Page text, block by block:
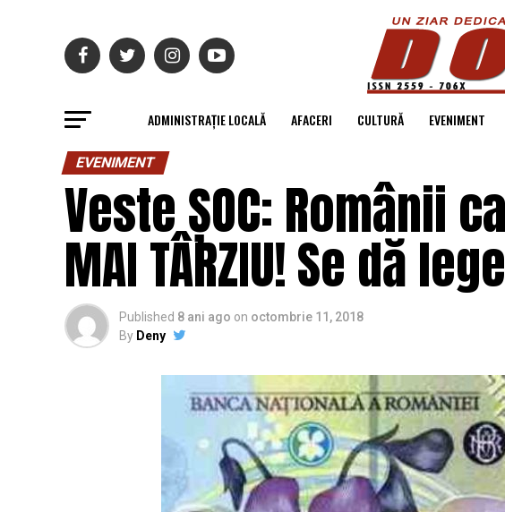
ADMINISTRAȚIE LOCALĂ AFACERI CULTURĂ EVENIMENT
EVENIMENT
Veste ȘOC: Românii
MAI TÂRZIU! Se dă
Published 8 ani ago on octombrie 11, 2018
By Deny